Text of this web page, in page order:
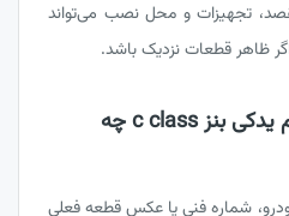
تجهیزات و محل نصب می‌تواند
ظاهر قطعات نزدیک باشد.
برای استعلام قیمت لوازم یدکی بنز c class چه
شماره فنی یا عکس قطعه فعلی